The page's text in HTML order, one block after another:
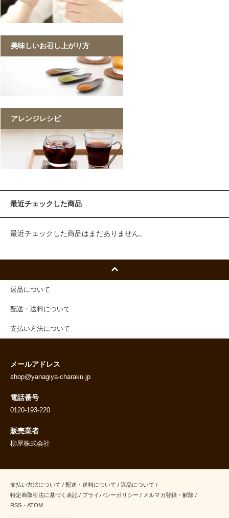
美味しいお召し上がり方
アレンジレシピ
最近チェックした商品
最近チェックした商品はまだありません。
返品について
配送・送料について
支払い方法について
メールアドレス
shop@yanagiya-charaku.jp
電話番号
0120-193-220
販売業者
柳屋株式会社
支払い方法について / 配送・送料について / 返品について /
特定商取引法に基づく表記 / プライバシーポリシー / メルマガ登録・解除 /
RSS ・ ATOM